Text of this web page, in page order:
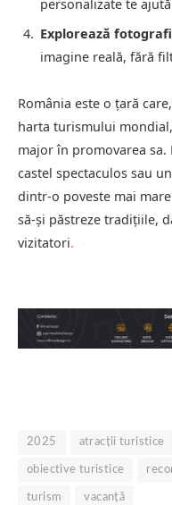
personalizate te
Explorează
imagine reală, fără
România este o țară
harta turismului
major în promovarea
castel spectaculos sau
dintr-o poveste mai
să-și păstreze tradițiile,
vizitatori.
2025 atracții turistice
obiective turistice
turism vacanță